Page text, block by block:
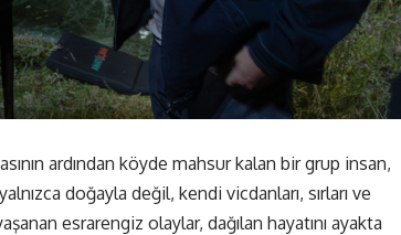
ardından köyde mahsur kalan bir grup insan,
doğayla değil, kendi vicdanları, sırları ve
esrarengiz olaylar, dağılan hayatını ayakta